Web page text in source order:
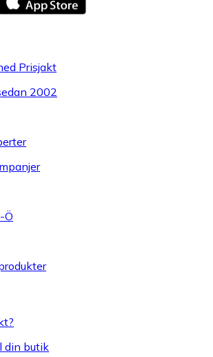
Prisjakt
2002
Ö
din butik